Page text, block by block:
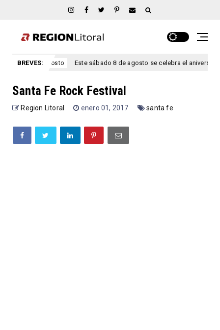
BREVES:
agosto Este sábado 8 de agosto se celebra el aniversario San
Santa Fe Rock Festival
Region Litoral enero 01, 2017 santa fe